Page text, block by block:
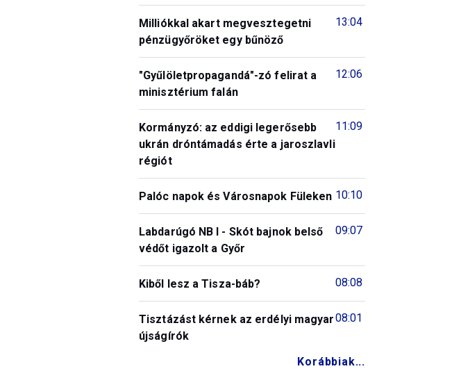
13:04
Milliókkal akart megvesztegetni
pénzügyőröket egy bűnöző
12:06
"Gyűlöletpropagandá"-zó felirat a
minisztérium falán
11:09
Kormányzó: az eddigi legerősebb
ukrán dróntámadás érte a jaroszlavli
régiót
10:10
Palóc napok és Városnapok Füleken
09:07
Labdarúgó NB I - Skót bajnok belső
védőt igazolt a Győr
08:08
Kiből lesz a Tisza-báb?
08:01
Tisztázást kérnek az erdélyi magyar
újságírók
Korábbiak...